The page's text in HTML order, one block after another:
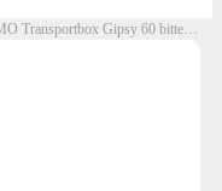
Transportbox Gipsy 60 bitter green